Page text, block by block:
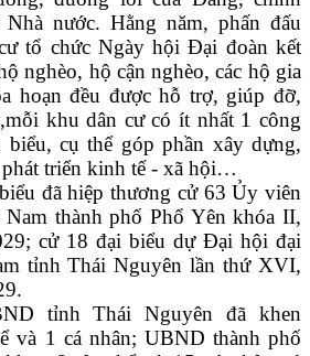
Nhà nước. Hằng năm, phấn đấu
tổ chức Ngày hội Đại đoàn kết
nghèo, hộ cận nghèo, các hộ gia
hoạn đều được hỗ trợ, giúp đỡ,
khu dân cư có ít nhất 1 công
biểu, cụ thể góp phần xây dựng,
triển kinh tế - xã hội…
đã hiệp thương cử 63 Ủy viên
thành phố Phổ Yên khóa II,
cử 18 đại biểu dự Đại hội đại
tỉnh Thái Nguyên lần thứ XVI,
tỉnh Thái Nguyên đã khen
và 1 cá nhân; UBND thành phố